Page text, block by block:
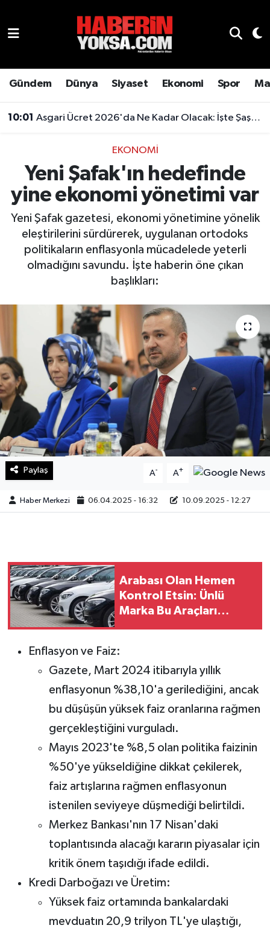
Gündem Dünya Siyaset Ekonomi Spor
10:01 Asgari Ücret 2026'da Ne Kadar Olacak: İşte Şaşırtan Rakam
EKONOMI
Yeni Şafak'ın hedefinde
yine ekonomi yönetimi var
Yeni Şafak gazetesi, ekonomi yönetimine yönelik
eleştirilerini sürdürerek, uygulanan ortodoks
politikaların enflasyonla mücadelede yeterli
olmadığını savundu. İşte haberin öne çıkan
başlıkları:
Paylaş A- A+
Haber Merkezi 06.04.2025 - 16:32 10.09.2025 - 12:27
Arabası Olan Hemen
Kontrol Etsin: Ünlü
Marka Bu Araçları
Enflasyon ve Faiz:
Gazete, Mart 2024 itibarıyla yıllık
enflasyonun %38,10'a gerilediğini, ancak
bu düşüşün yüksek faiz oranlarına rağmen
gerçekleştiğini vurguladı.
Mayıs 2023'te %8,5 olan politika faizinin
%50'ye yükseldiğine dikkat çekilerek,
faiz artışlarına rağmen enflasyonun
istenilen seviyeye düşmediği belirtildi.
Merkez Bankası'nın 17 Nisan'daki
toplantısında alacağı kararın piyasalar için
kritik önem taşıdığı ifade edildi.
Kredi Darboğazı ve Üretim:
Yüksek faiz ortamında bankalardaki
mevduatın 20,9 trilyon TL'ye ulaştığı,
Genel
Gündem
Magazin
Otomobil
Teknoloji
Yaşam
Hava Durumu
Son Dakika Haberleri
Haber Arşivi